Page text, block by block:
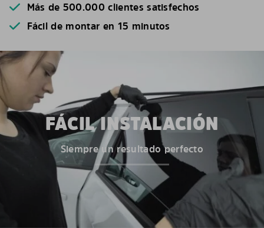
Más de 500.000 clientes satisfechos
Fácil de montar en 15 minutos
FÁCIL INSTALACIÓN
Siempre un resultado perfecto